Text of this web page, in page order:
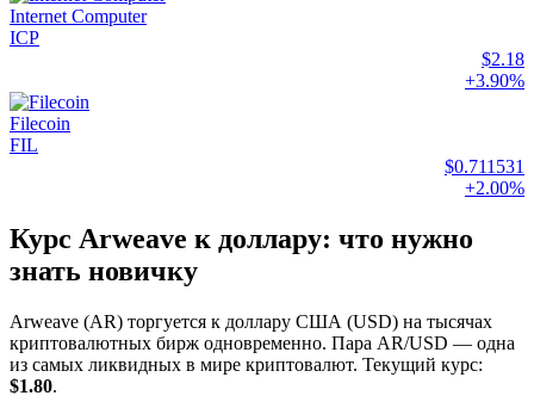
Internet Computer
ICP
$2.18
+3.90%
Filecoin
FIL
$0.711531
+2.00%
Курс Arweave к доллару: что нужно
знать новичку
Arweave (AR) торгуется к доллару США (USD) на тысячах
криптовалютных бирж одновременно. Пара AR/USD — одна
из самых ликвидных в мире криптовалют. Текущий курс:
$1.80.